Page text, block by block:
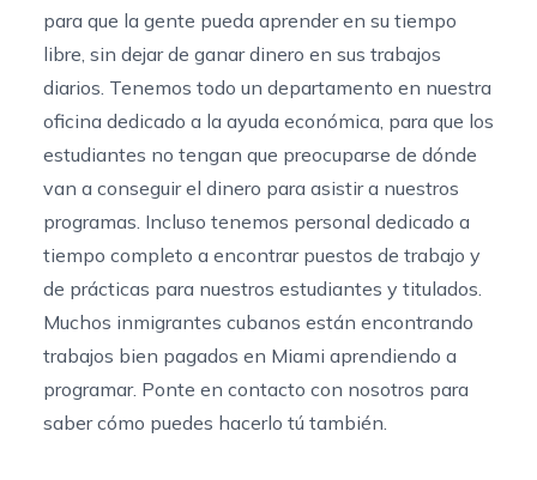
para que la gente pueda aprender en su tiempo
libre, sin dejar de ganar dinero en sus trabajos
diarios. Tenemos todo un departamento en nuestra
oficina dedicado a la ayuda económica, para que los
estudiantes no tengan que preocuparse de dónde
van a conseguir el dinero para asistir a nuestros
programas. Incluso tenemos personal dedicado a
tiempo completo a encontrar puestos de trabajo y
de prácticas para nuestros estudiantes y titulados.
Muchos inmigrantes cubanos están encontrando
trabajos bien pagados en Miami aprendiendo a
programar. Ponte en contacto con nosotros para
saber cómo puedes hacerlo tú también.